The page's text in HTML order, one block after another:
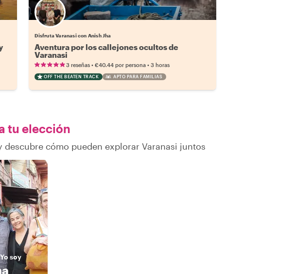
Disfruta Varanasi con Anish Jha
Aventura por los callejones ocultos de
Varanasi
3 reseñas •€40.44 por persona •3 horas
OFF THE BEATEN TRACK APTO PARA FAMILIAS
tu elección
cómo pueden explorar Varanasi juntos
Yo soy